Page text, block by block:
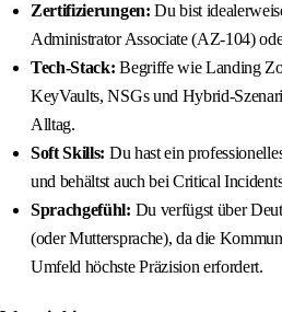
Zertifizierungen: Du bist
Administrator Associate (AZ-104)
Tech-Stack: Begriffe wie Landing
KeyVaults, NSGs und Hybrid-
Alltag.
Soft Skills: Du hast ein
und behältst auch bei Critical
Sprachgefühl: Du verfügst über
(oder Muttersprache), da die
Umfeld höchste Präzision erfordert.